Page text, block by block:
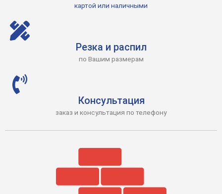
картой или наличными
Резка и распил
по Вашим размерам
Консультация
заказ и консультация по телефону